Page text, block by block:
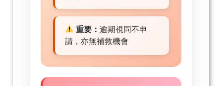
重要： 逾期視同不申
請，亦無補救機會